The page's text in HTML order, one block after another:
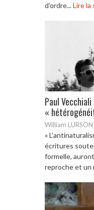
d’ordre...Lire la
Paul
«
William LURSON
«
écritures
formelle,
reproche et un